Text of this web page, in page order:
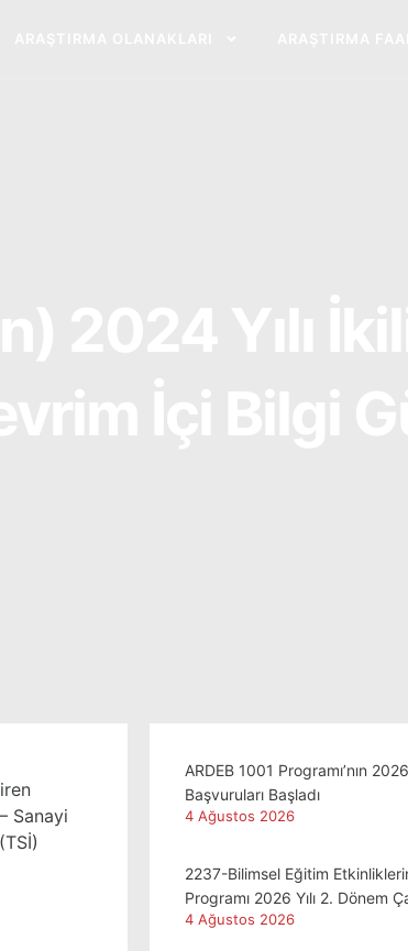
Sanayi
ARDEB 1001 Programı’nın
Başvuruları Başladı
4 Ağustos 2026
2237-Bilimsel Eğitim
Programı 2026 Yılı 2. Dönem
4 Ağustos 2026